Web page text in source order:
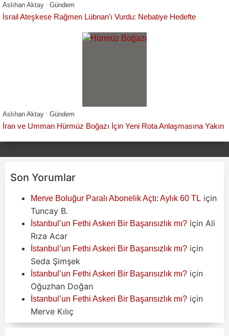
Aslıhan Aktay Gündem
İsrail Ateşkese Rağmen Lübnan’ı Vurdu: Nebatiye Hedefte
Aslıhan Aktay Gündem
İran ve Umman Hürmüz Boğazı İçin Yeni Rota Anlaşmasına Yakın
Son Yorumlar
Merve Boluğur Paralı Abonelik Açtı: Aylık 60 TL için
Tuncay B.
İstanbul’un Fethi Askeri Bir Başarısızlık mı? için Ali
Rıza Acar
İstanbul’un Fethi Askeri Bir Başarısızlık mı? için
Seda Şimşek
İstanbul’un Fethi Askeri Bir Başarısızlık mı? için
Oğuzhan Doğan
İstanbul’un Fethi Askeri Bir Başarısızlık mı? için
Merve Kılıç